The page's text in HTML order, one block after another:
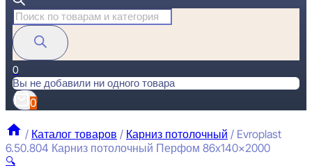
Поиск
товаров
0
Вы не добавили ни одного товара
0
/ Каталог товаров / Карниз потолочный / Evroplast
6.50.804 Карниз потолочный Перфом 86x140x2000
🔍